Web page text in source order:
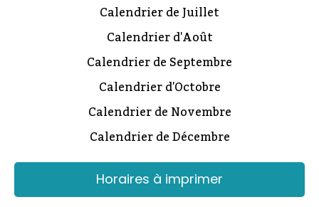
Calendrier de Juillet
Calendrier d'Août
Calendrier de Septembre
Calendrier d'Octobre
Calendrier de Novembre
Calendrier de Décembre
Horaires à imprimer